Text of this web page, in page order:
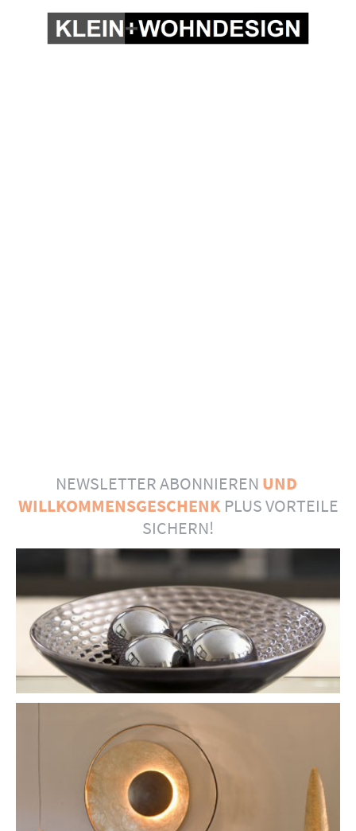
NEWSLETTER ABONNIEREN UND
WILLKOMMENSGESCHENK PLUS VORTEILE
SICHERN!